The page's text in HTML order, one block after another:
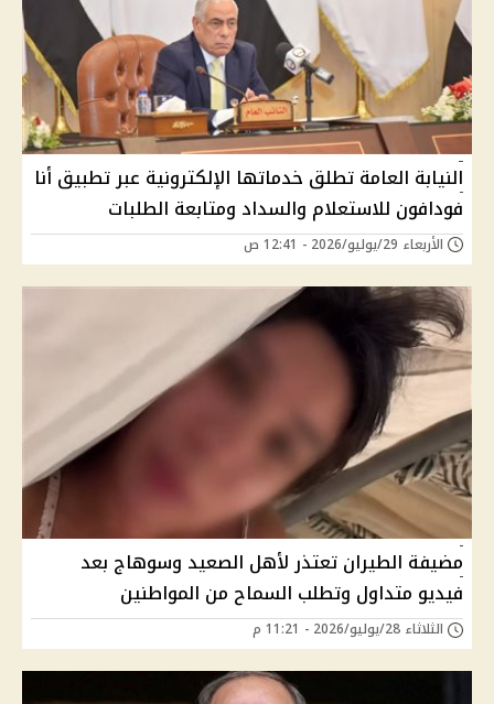
النيابة العامة تطلق خدماتها الإلكترونية عبر تطبيق أنا
فودافون للاستعلام والسداد ومتابعة الطلبات
الأربعاء 29/يوليو/2026 - 12:41 ص
مضيفة الطيران تعتذر لأهل الصعيد وسوهاج بعد
فيديو متداول وتطلب السماح من المواطنين
الثلاثاء 28/يوليو/2026 - 11:21 م